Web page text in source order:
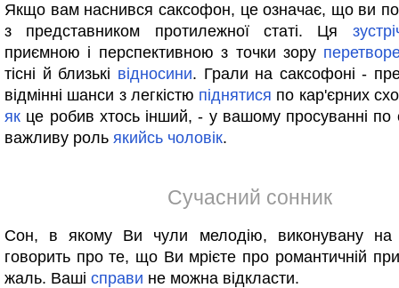
Якщо вам наснився саксофон, це означає, що ви
з представником протилежної статі. Ця
приємною і перспективною з точки зору
тісні й близькі відносини. Грали на саксофоні -
відмінні шанси з легкістю піднятися по кар'єрних
як це робив хтось інший, - у вашому просуванні по
важливу роль якийсь чоловік.
Сучасний сонник
Сон, в якому Ви чули мелодію, виконувану на
говорить про те, що Ви мрієте про романтичній
жаль. Ваші справи не можна відкласти.